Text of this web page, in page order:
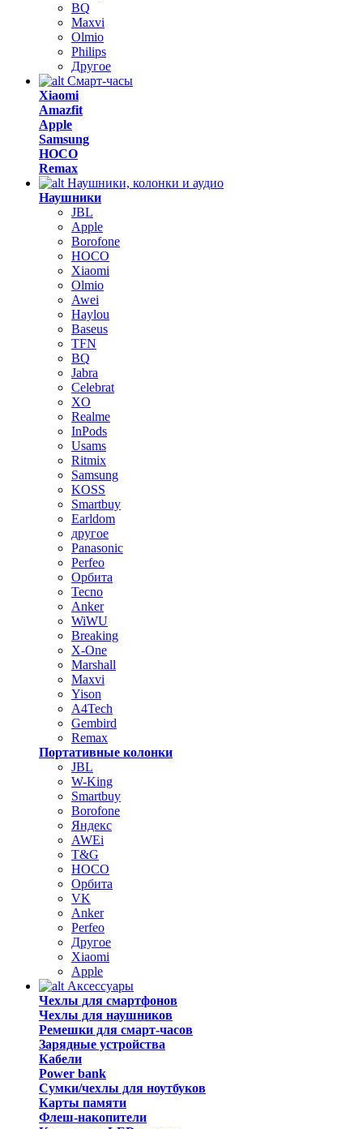
BQ
Maxvi
Olmio
Philips
Другое
Смарт-часы
Xiaomi
Amazfit
Apple
Samsung
HOCO
Remax
Наушники, колонки и аудио
Наушники
JBL
Apple
Borofone
HOCO
Xiaomi
Olmio
Awei
Haylou
Baseus
TFN
BQ
Jabra
Celebrat
XO
Realme
InPods
Usams
Ritmix
Samsung
KOSS
Smartbuy
Earldom
другое
Panasonic
Perfeo
Орбита
Tecno
Anker
WiWU
Breaking
X-One
Marshall
Maxvi
Yison
A4Tech
Gembird
Remax
Портативные колонки
JBL
W-King
Smartbuy
Borofone
Яндекс
AWEi
T&G
HOCO
Орбита
VK
Anker
Perfeo
Другое
Xiaomi
Apple
Аксессуары
Чехлы для смартфонов
Чехлы для наушников
Ремешки для смарт-часов
Зарядные устройства
Кабели
Power bank
Сумки/чехлы для ноутбуков
Карты памяти
Флеш-накопители